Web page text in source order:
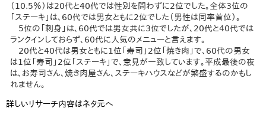
（10.5％）は20代と40代では性別を問わずに2位でした。全体3位の
「ステーキ」は、60代では男女ともに2位でした（男性は同率首位）。
5位の「刺身」は、60代では男女共に3位でしたが、20代と40代では
ランクインしておらず、60代に人気のメニューと言えます。
20代と40代は男女ともに1位「寿司」2位「焼き肉」で、60代の男女
は1位「寿司」2位「ステーキ」で、意見が一致しています。平成最後の夜
は、お寿司さん、焼き肉屋さん、ステーキハウスなどが繁盛するのかもし
れません。
詳しいリサーチ内容はネタ元へ